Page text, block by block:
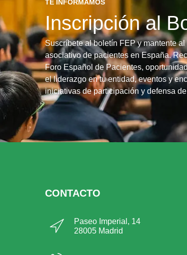
TE INFORMAMOS
Inscripción al
Suscríbete al boletín FEP y mantente
asociativo de pacientes en España.
Foro Español de Pacientes,
el liderazgo en tu entidad, eventos y
iniciativas de participación y defensa
CONTACTO
Paseo Imperial, 14
28005 Madrid